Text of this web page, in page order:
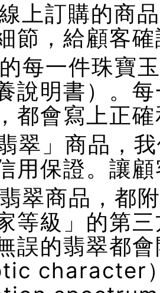
上訂購的商
節，給顧客
每一件珠寶
說明書）。
都會寫上正
翠」商品，
用保證。讓
翠商品，都
等級」的第
誤的翡翠都
character